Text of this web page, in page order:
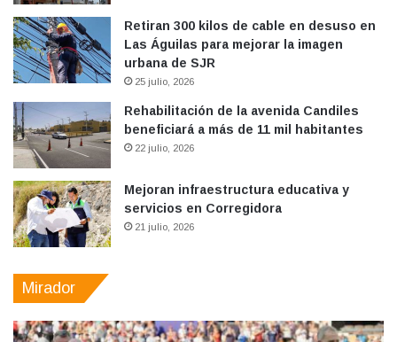
Retiran 300 kilos de cable en desuso en
Las Águilas para mejorar la imagen
urbana de SJR
25 julio, 2026
Rehabilitación de la avenida Candiles
beneficiará a más de 11 mil habitantes
22 julio, 2026
Mejoran infraestructura educativa y
servicios en Corregidora
21 julio, 2026
Mirador